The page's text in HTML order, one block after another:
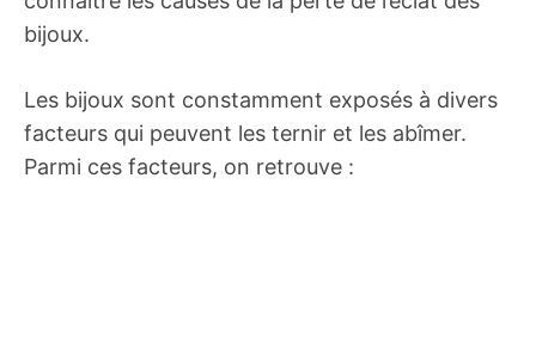
bijoux.
Les bijoux sont constamment exposés à divers
facteurs qui peuvent les ternir et les abîmer.
Parmi ces facteurs, on retrouve :